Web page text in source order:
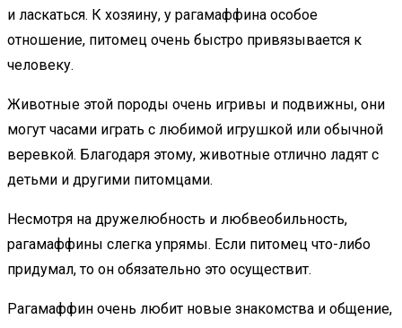
и ласкаться. К хозяину, у рагамаффина особое
отношение, питомец очень быстро привязывается к
человеку.
Животные этой породы очень игривы и подвижны, они
могут часами играть с любимой игрушкой или обычной
веревкой. Благодаря этому, животные отлично ладят с
детьми и другими питомцами.
Несмотря на дружелюбность и любвеобильность,
рагамаффины слегка упрямы. Если питомец что-либо
придумал, то он обязательно это осуществит.
Рагамаффин очень любит новые знакомства и общение,